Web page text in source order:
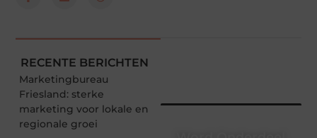
RECENTE BERICHTEN
Marketingbureau
Friesland: sterke
marketing voor lokale en
regionale groei